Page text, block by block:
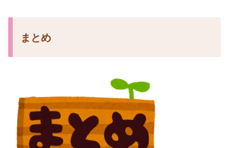
まとめ